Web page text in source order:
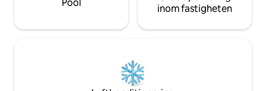
Pool
inom fastigheten